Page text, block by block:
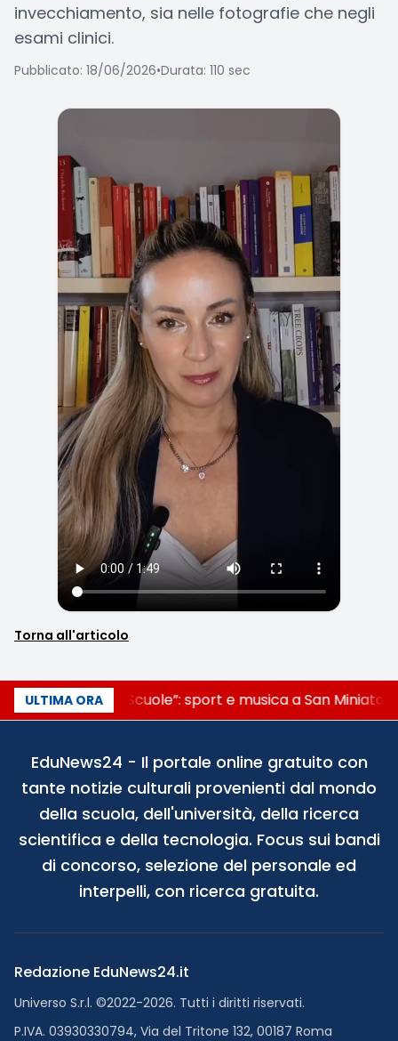
invecchiamento, sia nelle fotografie che negli
esami clinici.
Pubblicato: 18/06/2026•Durata: 110 sec
Torna all'articolo
ULTIMA ORA
“Noi siamo le Scuole”: sport e musica a San
EduNews24 - Il portale online gratuito con
tante notizie culturali provenienti dal mondo
della scuola, dell'università, della ricerca
scientifica e della tecnologia. Focus sui bandi
di concorso, selezione del personale ed
interpelli, con ricerca gratuita.
Redazione EduNews24.it
Universo S.r.l. ©2022-2026. Tutti i diritti riservati.
P.IVA. 03930330794, Via del Tritone 132, 00187 Roma